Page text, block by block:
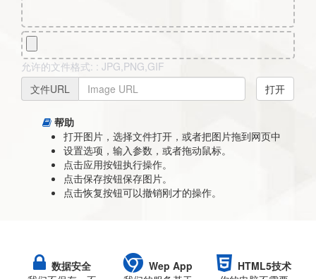
允许的文件格式: : JPG,PNG,GIF
文件URL
打开
帮助
打开图片，选择文件打开，或者把图片拖到网页中
设置选项，输入参数，或者拖动鼠标。
点击应用按钮执行操作。
点击保存按钮保存图片。
点击恢复按钮可以撤销刚才的操作。
数据安全
Wep App
HTML5技术